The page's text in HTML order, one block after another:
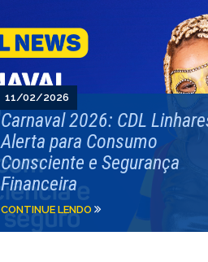
11/02/2026
Carnaval 2026: CDL
Alerta para Consumo
Consciente e Segurança
Financeira
CONTINUE LENDO